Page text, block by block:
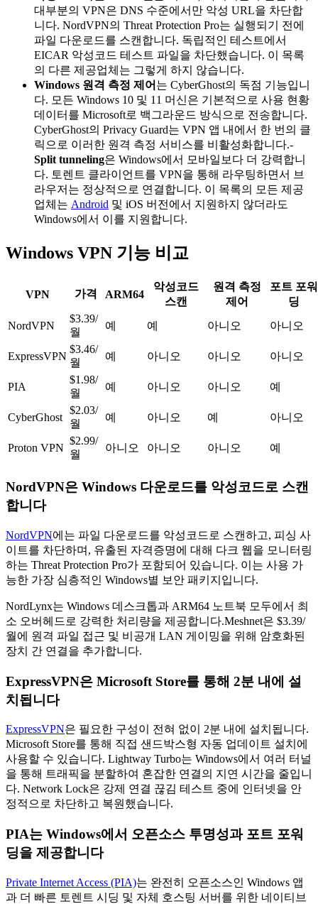
대부분의 VPN은 DNS 수준에서만 악성 URL을 차단합
니다. NordVPN의 Threat Protection Pro는 실행되기 전에
파일 다운로드를 스캔합니다. 독립적인 테스트에서
EICAR 악성코드 테스트 파일을 차단했습니다. 이 목록
의 다른 제공업체는 그렇게 하지 않습니다.
Windows 원격 측정 제어 는 CyberGhost의 독점 기능입니
다. 모든 Windows 10 및 11 머신은 기본적으로 사용 현황
데이터를 Microsoft로 백그라운드 방식으로 전송합니다.
CyberGhost의 Privacy Guard는 VPN 앱 내에서 한 번의 클
릭으로 이러한 원격 측정 서비스를 비활성화합니다.-
Split tunneling은 Windows에서 모바일보다 더 강력합니
다. 토렌트 클라이언트를 VPN을 통해 라우팅하면서 브
라우저는 정상적으로 연결합니다. 이 목록의 모든 제공
업체는 Android 및 iOS 버전에서 지원하지 않더라도
Windows에서 이를 지원합니다.
Windows VPN 기능 비교
VPN 가격 ARM64
악성코드
스캔
원격 측정
제어
포트 포워
딩
NordVPN
$3.39/
월
예 예 아니오 아니오
ExpressVPN
$3.46/
월
예 아니오 아니오 아니오
PIA
$1.98/
월
예 아니오 아니오 예
CyberGhost
$2.03/
월
예 아니오 예 아니오
Proton VPN
$2.99/
월
아니오 아니오 아니오 예
NordVPN은 Windows 다운로드를 악성코드로 스캔
합니다
NordVPN에는 파일 다운로드를 악성코드로 스캔하고, 피싱 사
이트를 차단하며, 유출된 자격증명에 대해 다크 웹을 모니터링
하는 Threat Protection Pro가 포함되어 있습니다. 이는 사용 가
능한 가장 심층적인 Windows별 보안 패키지입니다.
NordLynx는 Windows 데스크톱과 ARM64 노트북 모두에서 최
소 오버헤드로 강력한 처리량을 제공합니다.Meshnet은 $3.39/
월에 원격 파일 접근 및 비공개 LAN 게이밍을 위해 암호화된
장치 간 연결을 추가합니다.
ExpressVPN은 Microsoft Store를 통해 2분 내에 설
치됩니다
ExpressVPN은 필요한 구성이 전혀 없이 2분 내에 설치됩니다.
Microsoft Store를 통해 직접 샌드박스형 자동 업데이트 설치에
사용할 수 있습니다. Lightway Turbo는 Windows에서 여러 터널
을 통해 트래픽을 분할하여 혼잡한 연결의 지연 시간을 줄입니
다. Network Lock은 강제 연결 끊김 테스트 중에 인터넷을 안
정적으로 차단하고 복원했습니다.
PIA는 Windows에서 오픈소스 투명성과 포트 포워
딩을 제공합니다
Private Internet Access (PIA)는 완전히 오픈소스인 Windows 앱
과 더 빠른 토렌트 시딩 및 자체 호스팅 서버를 위한 네이티브